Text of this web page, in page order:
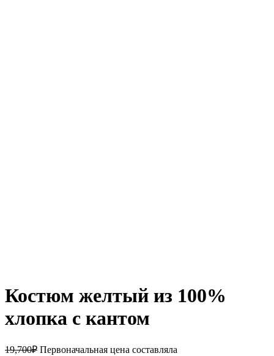
Костюм желтый из 100%
хлопка с кантом
19,700₽ Первоначальная цена составляла